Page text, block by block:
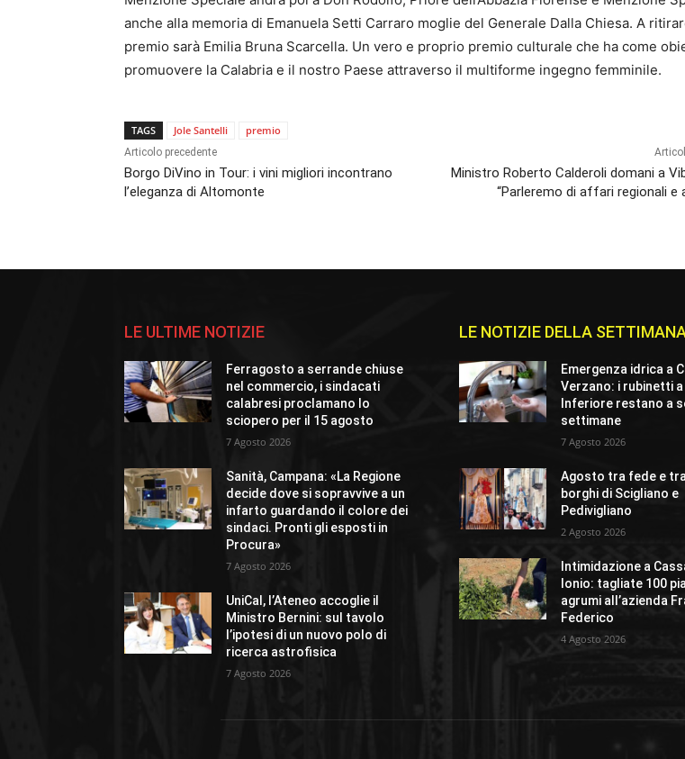
anche alla memoria di Emanuela Setti Carraro moglie del Generale Dalla Chiesa. A
premio sarà Emilia Bruna Scarcella. Un vero e proprio premio culturale che ha come
promuovere la Calabria e il nostro Paese attraverso il multiforme ingegno femminile.
TAGS Jole Santelli premio
Articolo precedente
Borgo DiVino in Tour: i vini migliori incontrano
l’eleganza di Altomonte
Ministro Roberto Calderoli domani a
“Parleremo di affari regionali e
LE ULTIME NOTIZIE
Ferragosto a serrande chiuse
nel commercio, i sindacati
calabresi proclamano lo
sciopero per il 15 agosto
7 Agosto 2026
Sanità, Campana: «La Regione
decide dove si sopravvive a un
infarto guardando il colore dei
sindaci. Pronti gli esposti in
Procura»
7 Agosto 2026
UniCal, l’Ateneo accoglie il
Ministro Bernini: sul tavolo
l’ipotesi di un nuovo polo di
ricerca astrofisica
7 Agosto 2026
LE NOTIZIE DELLA
Emergenza idrica a
Verzano: i rubinetti a
Inferiore restano a
settimane
7 Agosto 2026
Agosto tra fede e
borghi di Scigliano e
Pedivigliano
2 Agosto 2026
Intimidazione a
Ionio: tagliate 100
agrumi all’azienda
Federico
4 Agosto 2026